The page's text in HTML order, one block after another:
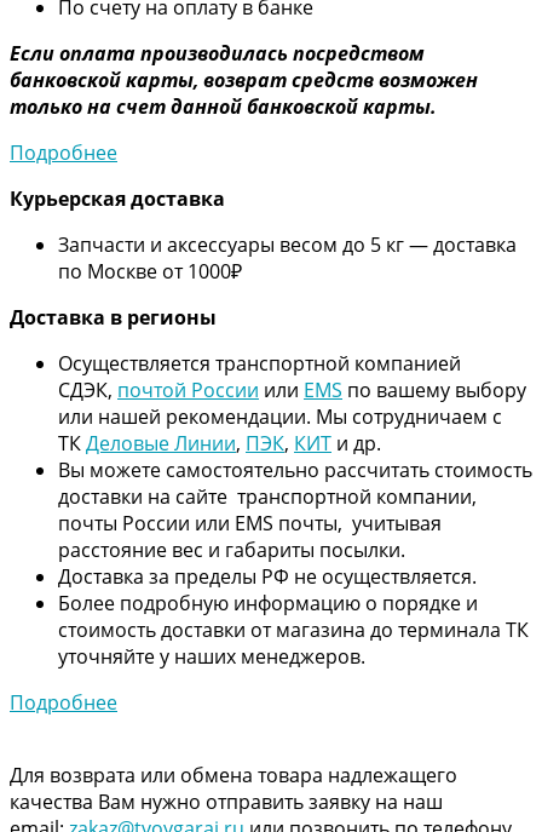
По счету на оплату в банке
Если оплата производилась посредством
банковской карты, возврат средств возможен
только на счет данной банковской карты.
Подробнее
Курьерская доставка
Запчасти и аксессуары весом до 5 кг — доставка
по Москве от 1000₽
Доставка в регионы
Осуществляется транспортной компанией
СДЭК, почтой России или EMS по вашему выбору
или нашей рекомендации. Мы сотрудничаем с
ТКДеловые Линии, ПЭК, КИТ и др.
Вы можете самостоятельно рассчитать стоимость
доставки на сайте транспортной компании,
почты России или EMS почты, учитывая
расстояние вес и габариты посылки.
Доставка за пределы РФ не осуществляется.
Более подробную информацию о порядке и
стоимость доставки от магазина до терминала ТК
уточняйте у наших менеджеров.
Подробнее
Для возврата или обмена товара надлежащего
качества Вам нужно отправить заявку на наш